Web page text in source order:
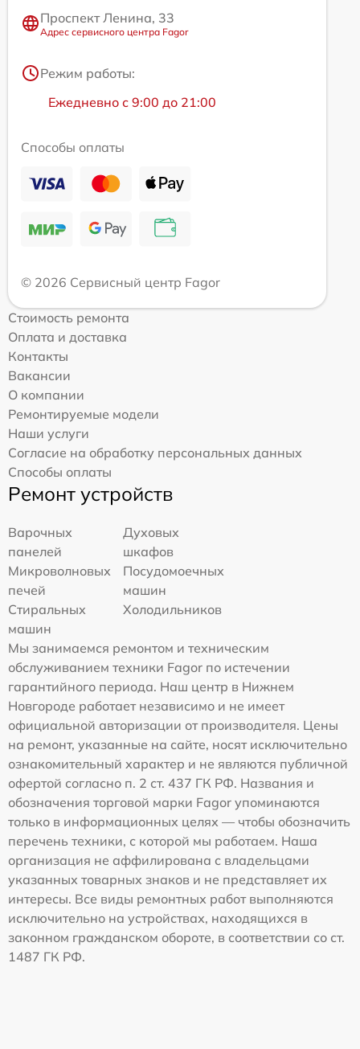
Проспект Ленина, 33
Адрес сервисного центра Fagor
Режим работы:
Ежедневно с 9:00 до 21:00
Способы оплаты
© 2026 Сервисный центр Fagor
Стоимость ремонта
Оплата и доставка
Контакты
Вакансии
О компании
Ремонтируемые модели
Наши услуги
Согласие на обработку персональных данных
Способы оплаты
Ремонт устройств
Варочных
панелей
Духовых
шкафов
Микроволновых
печей
Посудомоечных
машин
Стиральных
машин
Холодильников
Мы занимаемся ремонтом и техническим
обслуживанием техники Fagor по истечении
гарантийного периода. Наш центр в Нижнем
Новгороде работает независимо и не имеет
официальной авторизации от производителя. Цены
на ремонт, указанные на сайте, носят исключительно
ознакомительный характер и не являются публичной
офертой согласно п. 2 ст. 437 ГК РФ. Названия и
обозначения торговой марки Fagor упоминаются
только в информационных целях — чтобы обозначить
перечень техники, с которой мы работаем. Наша
организация не аффилирована с владельцами
указанных товарных знаков и не представляет их
интересы. Все виды ремонтных работ выполняются
исключительно на устройствах, находящихся в
законном гражданском обороте, в соответствии со ст.
1487 ГК РФ.